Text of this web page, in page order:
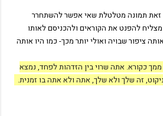
תמונה מטלטלת שאי אפשר להשתחרר
להפנט את הקוראים ולהכניסם לאותו
ציפור שבויה ואולי יותר מכך- כמו היו אותה
כקורא. אתה שרוי בין הזדהות לפחד, נמצא
זה שלך ולא שלך, אתה ולא אתה בו זמנית.